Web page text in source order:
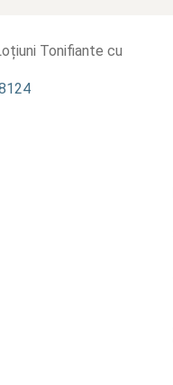
Tonifiante cu